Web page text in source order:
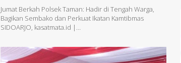
Jumat Berkah Polsek Taman: Hadir di Tengah Warga,
Bagikan Sembako dan Perkuat Ikatan Kamtibmas
SIDOARJO, kasatmata.id |…